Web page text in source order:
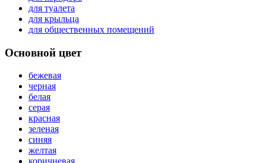
для туалета
для крыльца
для общественных помещений
Основной цвет
бежевая
черная
белая
серая
красная
зеленая
синяя
желтая